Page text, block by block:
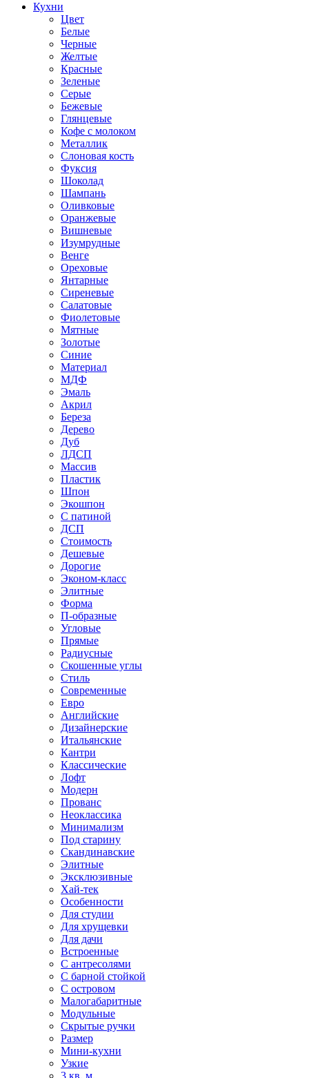
Кухни
Цвет
Белые
Черные
Желтые
Красные
Зеленые
Серые
Бежевые
Глянцевые
Кофе с молоком
Металлик
Слоновая кость
Фуксия
Шоколад
Шампань
Оливковые
Оранжевые
Вишневые
Изумрудные
Венге
Ореховые
Янтарные
Сиреневые
Салатовые
Фиолетовые
Мятные
Золотые
Синие
Материал
МДФ
Эмаль
Акрил
Береза
Дерево
Дуб
ЛДСП
Массив
Пластик
Шпон
Экошпон
С патиной
ДСП
Стоимость
Дешевые
Дорогие
Эконом-класс
Элитные
Форма
П-образные
Угловые
Прямые
Радиусные
Скошенные углы
Стиль
Современные
Евро
Английские
Дизайнерские
Итальянские
Кантри
Классические
Лофт
Модерн
Прованс
Неоклассика
Минимализм
Под старину
Скандинавские
Элитные
Эксклюзивные
Хай-тек
Особенности
Для студии
Для хрущевки
Для дачи
Встроенные
С антресолями
С барной стойкой
С островом
Малогабаритные
Модульные
Скрытые ручки
Размер
Мини-кухни
Узкие
3 кв. м.